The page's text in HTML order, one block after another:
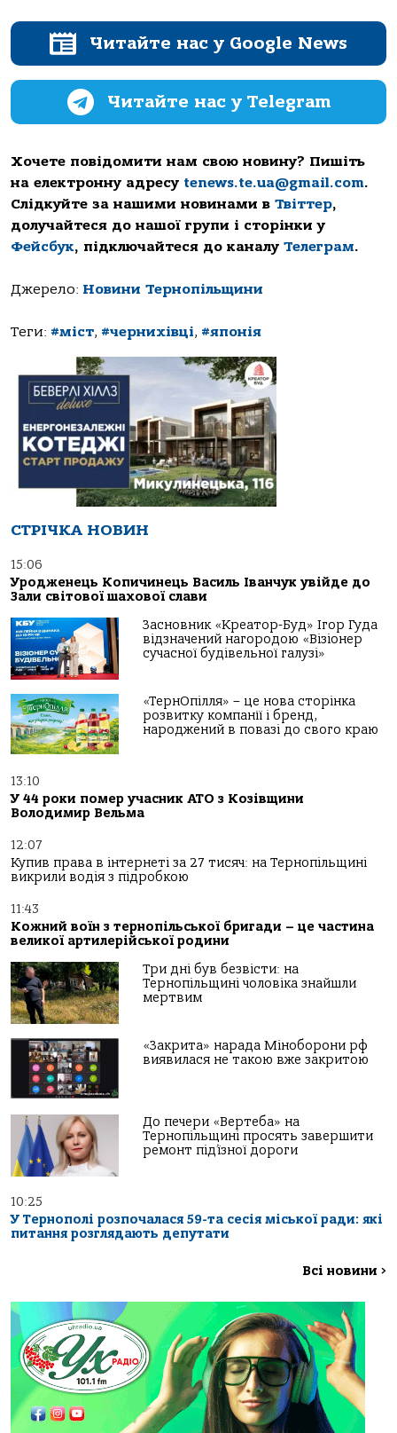
Читайте нас у Google News
Читайте нас у Telegram
Хочете повідомити нам свою новину? Пишіть
на електронну адресу tenews.te.ua@gmail.com.
Слідкуйте за нашими новинами в Твіттер,
долучайтеся до нашої групи і сторінки у
Фейсбук, підключайтеся до каналу Телеграм.
Джерело: Новини Тернопільщини
Теги: #міст, #чернихівці, #японія
СТРІЧКА НОВИН
15:06
Уродженець Копичинець Василь Іванчук увійде до
Зали світової шахової слави
Засновник «Креатор-Буд» Ігор Гуда
відзначений нагородою «Візіонер
сучасної будівельної галузі»
«ТернОпілля» – це нова сторінка
розвитку компанії і бренд,
народжений в повазі до свого краю
13:10
У 44 роки помер учасник АТО з Козівщини
Володимир Вельма
12:07
Купив права в інтернеті за 27 тисяч: на Тернопільщині
викрили водія з підробкою
11:43
Кожний воїн з тернопільської бригади – це частина
великої артилерійської родини
Три дні був безвісти: на
Тернопільщині чоловіка знайшли
мертвим
«Закрита» нарада Міноборони рф
виявилася не такою вже закритою
До печери «Вертеба» на
Тернопільщині просять завершити
ремонт під’їзної дороги
10:25
У Тернополі розпочалася 59-та сесія міської ради: які
питання розглядають депутати
Всі новини >